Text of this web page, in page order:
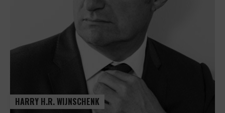
HARRY H.R. WIJNSCHENK